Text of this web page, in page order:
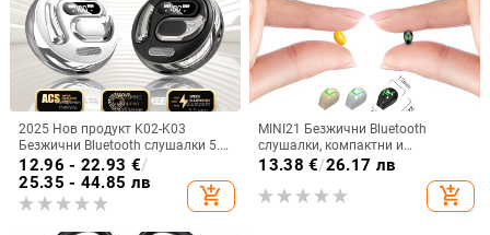
2025 Нов продукт K02-K03
Безжични Bluetooth слушалки 5.5
Монтирани за уши Бинаурални
стерео M76 Експорт Горещ модел
Ows
12.96 - 22.93 €/
25.35 - 44.85 лв
add_shopping_cart
MINI21 Безжични Bluetooth
слушалки, компактни и
невидими, едноухи за бягане и
спорт, висококачествен звук,
модел 2025
13.38 €/26.17 лв
add_shopping_cart